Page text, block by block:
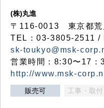
(株)丸進
〒116-0013 東京都荒
TEL：03-3805-2511 /
sk-toukyo@msk-
営業時間：8:30〜17：
http://www.msk-
販売可 工事・取